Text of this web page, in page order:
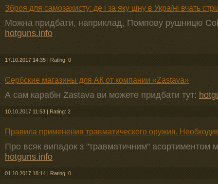
Зброя для самозахисту: де і за яку ціну в Україні вчать
Можна придбати, наприклад, Помпову рушницю
hotguns.info
17.10.2017 14:35 | Rating: 0
Сербские магазины для АК от компании «Zastava»
А сам карабін Zastava ви можете придбати тут:
10.10.2017 11:53 | Rating: 2
Правила применения травматического оружия.
Про всяк випадок з "травматичним" асортиментом
hotguns.info
01.10.2017 18:14 | Rating: 0